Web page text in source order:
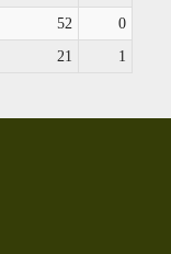
52
0
21 1